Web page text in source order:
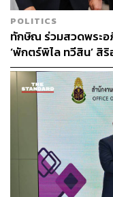
POLITICS
ทักษิณ ร่วมสวดพระอ
‘พักตร์พิไล ทวีสิน’ สิ
หลากวงการร่วมอาลัย